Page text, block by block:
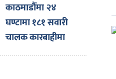
काठमाडौँमा २४
घण्टामा १८१ सवारी
चालक कारबाहीमा